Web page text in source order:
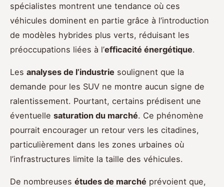
spécialistes montrent une tendance où ces
véhicules dominent en partie grâce à l’introduction
de modèles hybrides plus verts, réduisant les
préoccupations liées à l’efficacité énergétique.
Les analyses de l’industrie soulignent que la
demande pour les SUV ne montre aucun signe de
ralentissement. Pourtant, certains prédisent une
éventuelle saturation du marché. Ce phénomène
pourrait encourager un retour vers les citadines,
particulièrement dans les zones urbaines où
l’infrastructures limite la taille des véhicules.
De nombreuses études de marché prévoient que,